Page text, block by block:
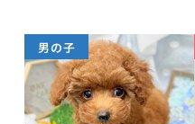
男の子